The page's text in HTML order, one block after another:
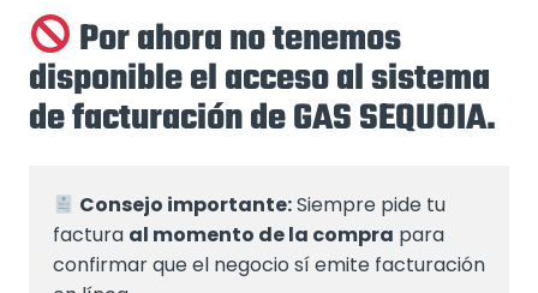
Por ahora no tenemos
disponible el acceso al sistema
de facturación de GAS SEQUOIA.
Consejo importante: Siempre pide tu
factura al momento de la compra para
confirmar que el negocio sí emite facturación